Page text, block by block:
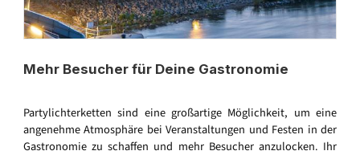
Mehr Besucher für Deine Gastronomie
Partylichterketten sind eine großartige Möglichkeit, um eine
angenehme Atmosphäre bei Veranstaltungen und Festen in der
Gastronomie zu schaffen und mehr Besucher anzulocken. Ihr